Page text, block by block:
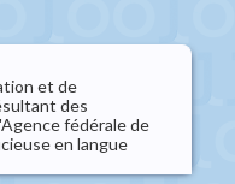
et de
des
fédérale de
en langue